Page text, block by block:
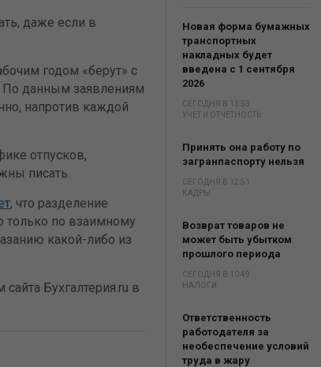
даже если в
годом «берут» с
По данным заявлениям
напротив каждой
отпусков,
писать.
, что разделение
только по взаимному
какой-либо из
Бухгалтерия.ru в
Новая форма бумажных
транспортных
накладных будет
введена с 1 сентября
2026
СЕГОДНЯ В 13:53
УЧЕТ И ОТЧЕТНОСТЬ
Принять она работу по
загранпаспорту нельзя
СЕГОДНЯ В 12:51
КАДРЫ
Возврат товаров не
может быть убытком
прошлого периода
СЕГОДНЯ В 10:49
НАЛОГИ
Ответственность
работодателя за
необеспечение условий
труда в жару